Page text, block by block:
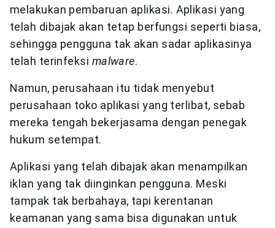
melakukan pembaruan aplikasi. Aplikasi yang
telah dibajak akan tetap berfungsi seperti biasa,
sehingga pengguna tak akan sadar aplikasinya
telah terinfeksi malware.
Namun, perusahaan itu tidak menyebut
perusahaan toko aplikasi yang terlibat, sebab
mereka tengah bekerjasama dengan penegak
hukum setempat.
Aplikasi yang telah dibajak akan menampilkan
iklan yang tak diinginkan pengguna. Meski
tampak tak berbahaya, tapi kerentanan
keamanan yang sama bisa digunakan untuk